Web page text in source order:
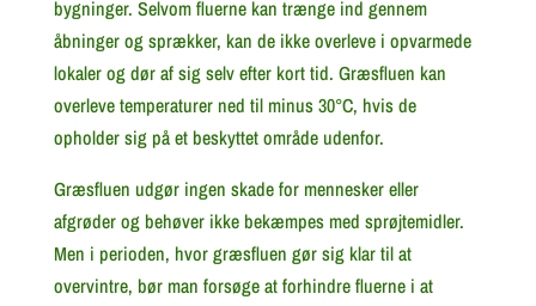
bygninger. Selvom fluerne kan trænge ind gennem
åbninger og sprækker, kan de ikke overleve i opvarmede
lokaler og dør af sig selv efter kort tid. Græsfluen kan
overleve temperaturer ned til minus 30°C, hvis de
opholder sig på et beskyttet område udenfor.
Græsfluen udgør ingen skade for mennesker eller
afgrøder og behøver ikke bekæmpes med sprøjtemidler.
Men i perioden, hvor græsfluen gør sig klar til at
overvintre, bør man forsøge at forhindre fluerne i at